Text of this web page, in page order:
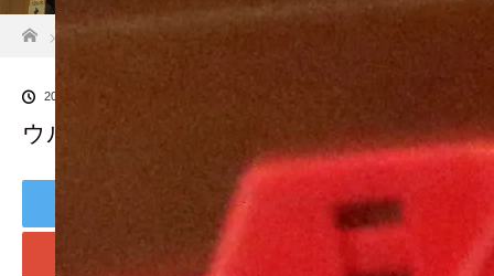
ホーム
ブログ一覧
2019.01.26
ウルメいただきます
Share